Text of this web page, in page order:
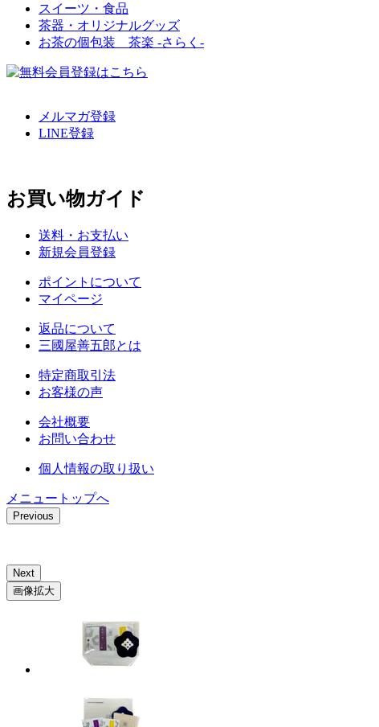
スイーツ・食品
茶器・オリジナルグッズ
お茶の個包装 茶楽 -さらく-
メルマガ登録
LINE登録
お買い物ガイド
送料・お支払い
新規会員登録
ポイントについて
マイページ
返品について
三國屋善五郎とは
特定商取引法
お客様の声
会社概要
お問い合わせ
個人情報の取り扱い
メニュートップへ
Previous
Next
画像拡大